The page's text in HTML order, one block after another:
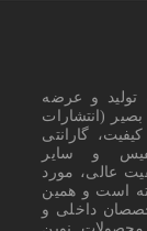
و عرضه
(انتشارات
گارانتی
و سایر
عالی، مورد
است و همین
داخلی و